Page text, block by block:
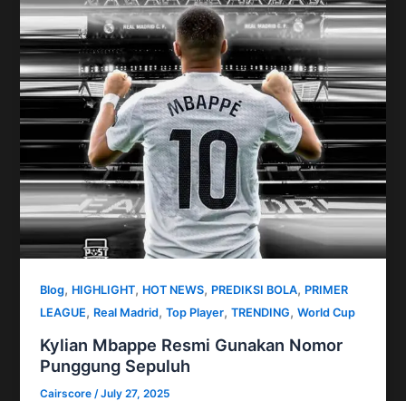
Blog, HIGHLIGHT, HOT NEWS, PREDIKSI BOLA, PRIMER
LEAGUE, Real Madrid,Top Player,TRENDING,World Cup
Kylian Mbappe Resmi Gunakan Nomor
Punggung Sepuluh
Cairscore/July 27, 2025